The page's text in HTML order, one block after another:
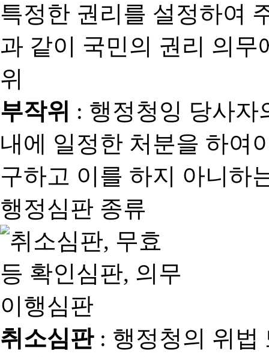
특정한 권리를 설정하여
과 같이 국민의 권리 의
위
부작위 : 행정청잉 당사자
내에 일정한 처분을 하여
구하고 이를 하지 아니하
행정심판 종류
취소심판: 행정청의 위법